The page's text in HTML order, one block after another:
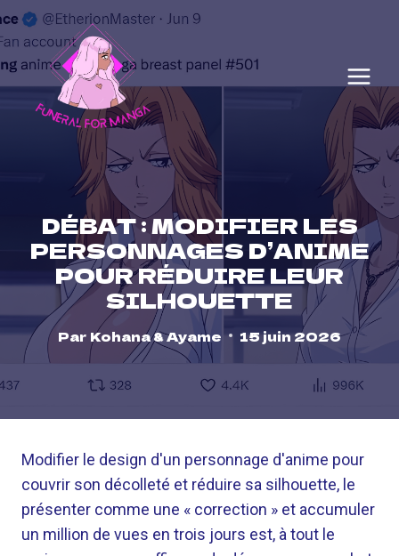
Skip
to
content
DÉBAT : MODIFIER LES
PERSONNAGES D’ANIME
POUR RÉDUIRE LEUR
SILHOUETTE
Par Kohana & Ayame 15 juin 2026
Modifier le design d'un personnage d'anime pour
couvrir son décolleté et réduire sa silhouette, le
présenter comme une « correction » et accumuler
un million de vues en trois jours est, à tout le